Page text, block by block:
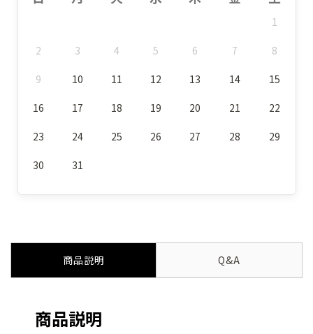
1
2 3 4 5 6 7 8
9 10 11 12 13 14 15
16 17 18 19 20 21 22
23 24 25 26 27 28 29
30 31
商品説明 Q&A
商品説明